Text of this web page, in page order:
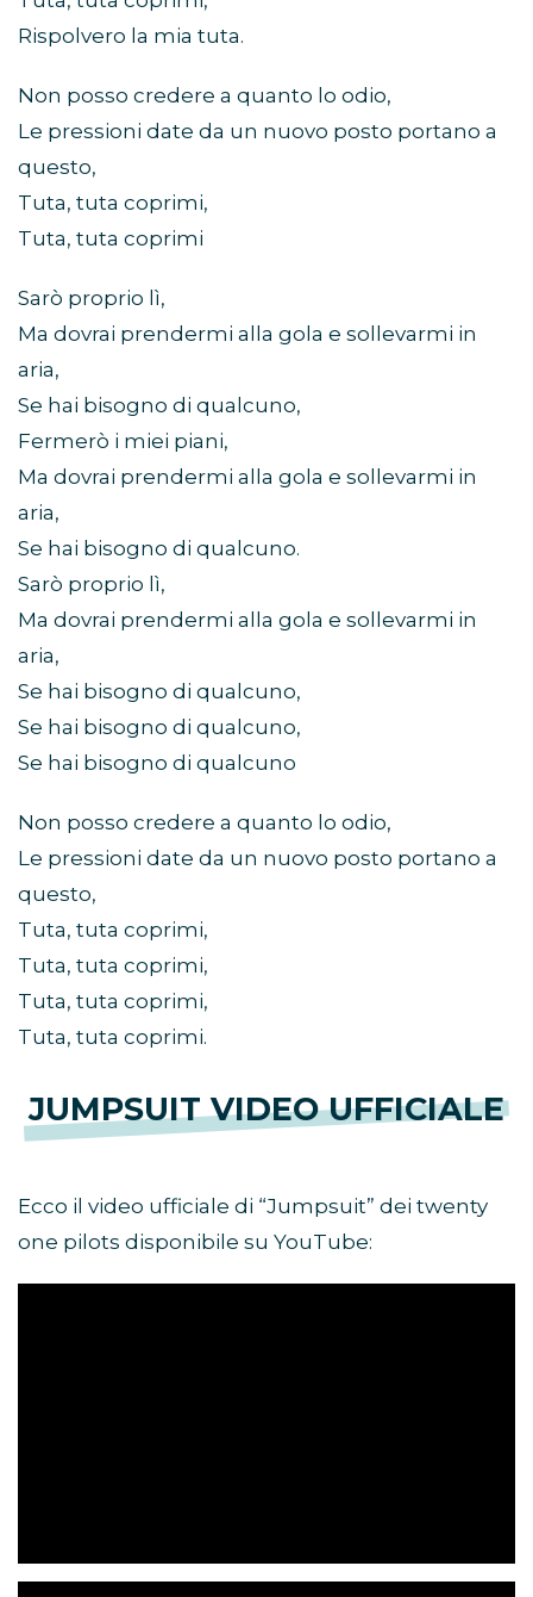
Rispolvero la mia tuta.
Non posso credere a quanto lo odio,
Le pressioni date da un nuovo posto portano a
questo,
Tuta, tuta coprimi,
Tuta, tuta coprimi
Sarò proprio lì,
Ma dovrai prendermi alla gola e sollevarmi in
aria,
Se hai bisogno di qualcuno,
Fermerò i miei piani,
Ma dovrai prendermi alla gola e sollevarmi in
aria,
Se hai bisogno di qualcuno.
Sarò proprio lì,
Ma dovrai prendermi alla gola e sollevarmi in
aria,
Se hai bisogno di qualcuno,
Se hai bisogno di qualcuno,
Se hai bisogno di qualcuno
Non posso credere a quanto lo odio,
Le pressioni date da un nuovo posto portano a
questo,
Tuta, tuta coprimi,
Tuta, tuta coprimi,
Tuta, tuta coprimi,
Tuta, tuta coprimi.
JUMPSUIT VIDEO UFFICIALE
Ecco il video ufficiale di “Jumpsuit” dei twenty
one pilots disponibile su YouTube: